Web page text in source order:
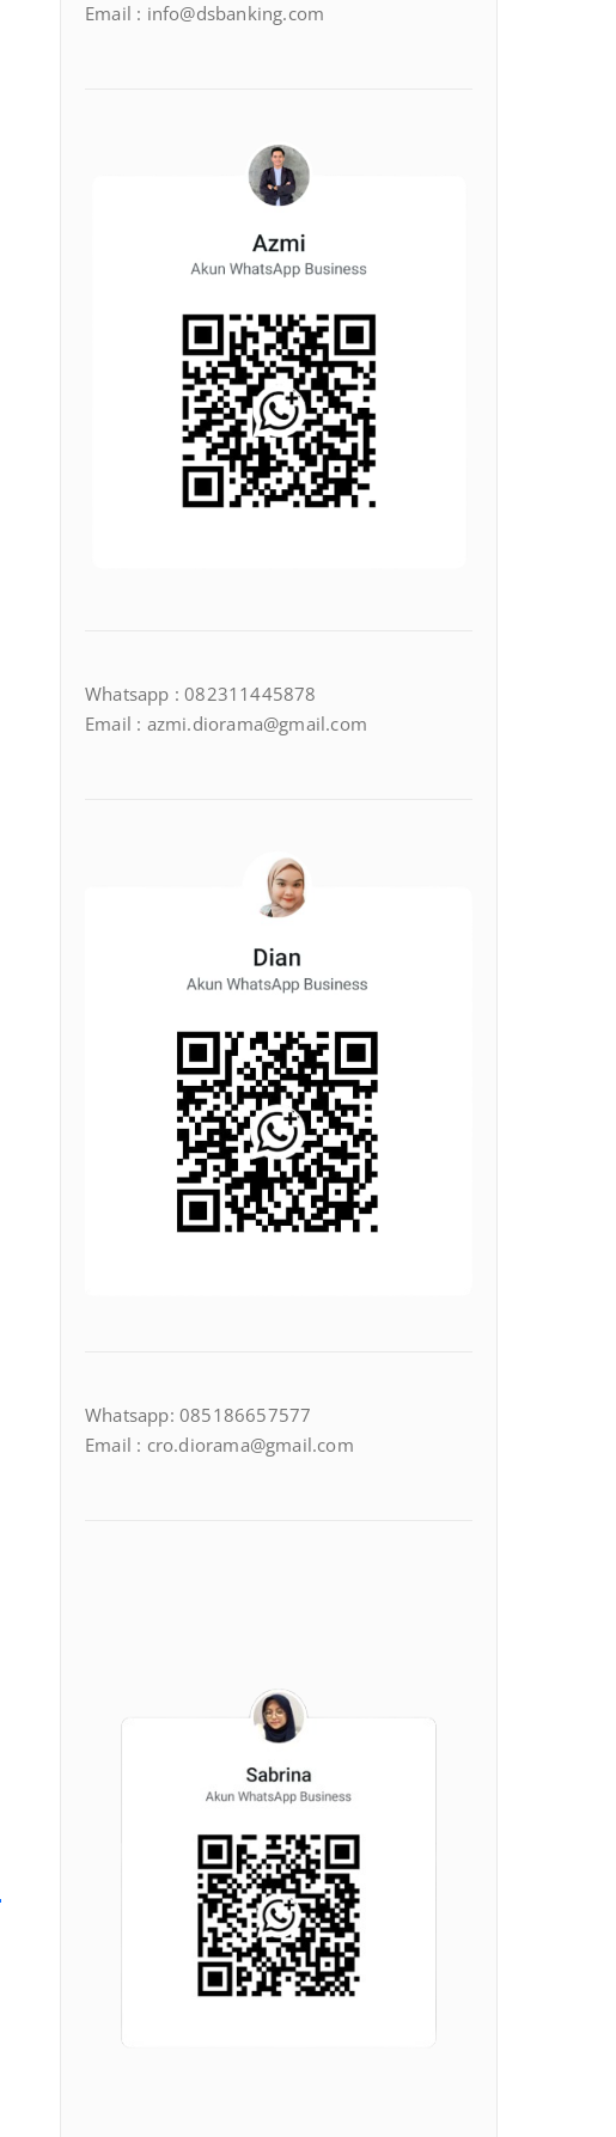
Email : info@dsbanking.com
Whatsapp : 082311445878
Email : azmi.diorama@gmail.com
Whatsapp: 085186657577
Email : cro.diorama@gmail.com